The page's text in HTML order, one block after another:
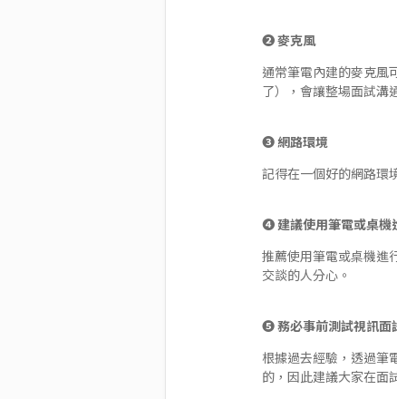
❷ 麥克風
通常筆電內建的麥克風
了），會讓整場面試溝
❸ 網路環境
記得在一個好的網路環
❹ 建議使用筆電或桌機
推薦使用筆電或桌機進
交談的人分心。
❺ 務必事前測試視訊面
根據過去經驗，透過筆
的，因此建議大家在面